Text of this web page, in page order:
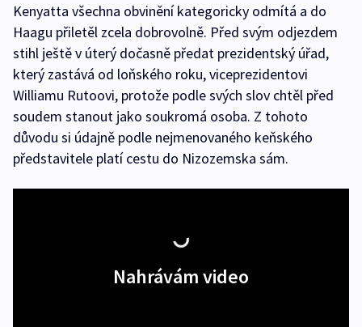
Kenyatta všechna obvinění kategoricky odmítá a do
Haagu přiletěl zcela dobrovolně. Před svým odjezdem
stihl ještě v úterý dočasně předat prezidentský úřad,
který zastává od loňského roku, viceprezidentovi
Williamu Rutoovi, protože podle svých slov chtěl před
soudem stanout jako soukromá osoba. Z tohoto
důvodu si údajně podle nejmenovaného keňského
představitele platí cestu do Nizozemska sám.
Nahrávám video